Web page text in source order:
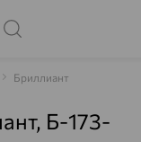
Бриллиант
Б-173-